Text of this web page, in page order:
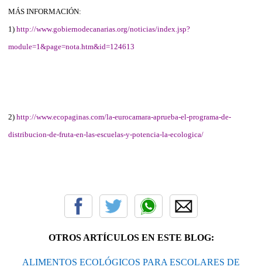
MÁS INFORMACIÓN:
1) http://www.gobiernodecanarias.org/noticias/index.jsp?
module=1&page=nota.htm&id=124613
2) http://www.ecopaginas.com/la-eurocamara-aprueba-el-programa-de-
distribucion-de-fruta-en-las-escuelas-y-potencia-la-ecologica/
OTROS ARTÍCULOS EN ESTE BLOG:
ALIMENTOS ECOLÓGICOS PARA ESCOLARES DE